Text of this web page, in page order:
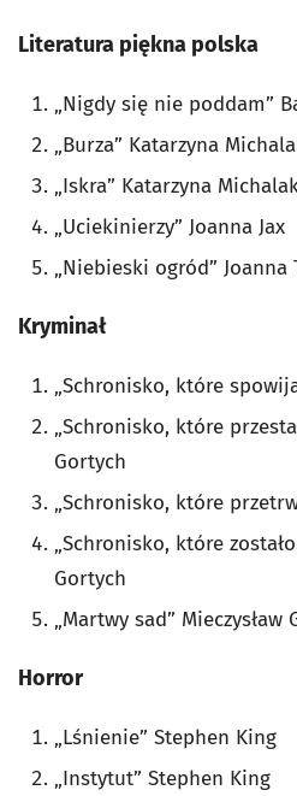
Literatura piękna polska
„Nigdy się nie poddam”
„Burza” Katarzyna
„Iskra” Katarzyna
„Uciekinierzy” Joanna Jax
„Niebieski ogród” Joanna
Kryminał
„Schronisko, które
„Schronisko, które
Gortych
„Schronisko, które
„Schronisko, które
Gortych
„Martwy sad” Mieczysław
Horror
„Lśnienie” Stephen King
„Instytut” Stephen King